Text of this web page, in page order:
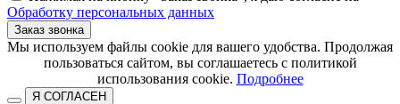
Обработку персональных данных
Заказ звонка
​​​​​​​Мы используем файлы cookie для вашего удобства. Продолжая
пользоваться сайтом, вы соглашаетесь с политикой
использования cookie.​​​​​​​ Подробнее
Я СОГЛАСЕН